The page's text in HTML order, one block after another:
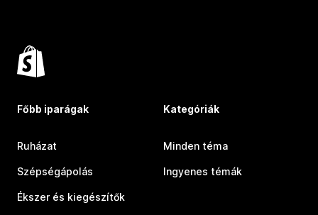
Főbb iparágak
Ruházat
Szépségápolás
Ékszer és kiegészítők
Kategóriák
Minden téma
Ingyenes témák